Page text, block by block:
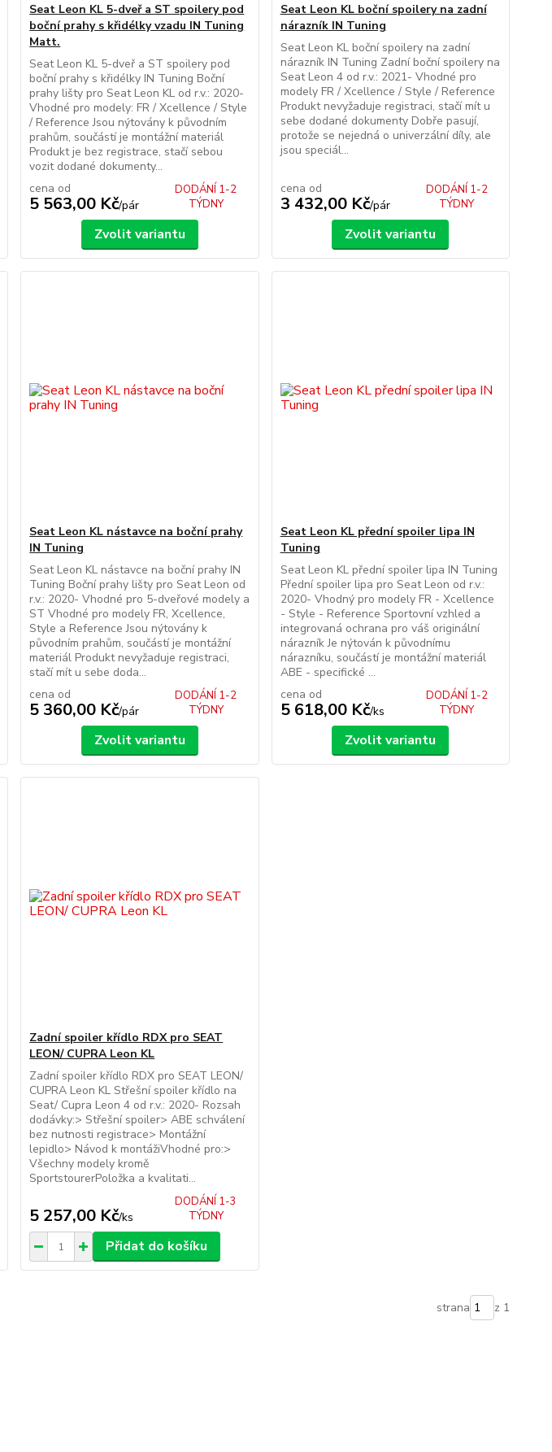
Seat Leon KL 5-dveř a ST spoilery pod
boční prahy s křidélky vzadu IN Tuning
Matt.
Seat Leon KL 5-dveř a ST spoilery pod
boční prahy s křidélky IN Tuning Boční
prahy lišty pro Seat Leon KL od r.v.: 2020-
Vhodné pro modely: FR / Xcellence / Style
/ Reference Jsou nýtovány k původním
prahům, součástí je montážní materiál
Produkt je bez registrace, stačí sebou
vozit dodané dokumenty...
cena od
5 563,00 Kč/pár
DODÁNÍ 1-2
TÝDNY
Zvolit variantu
Seat Leon KL boční spoilery na zadní
nárazník IN Tuning
Seat Leon KL boční spoilery na zadní
nárazník IN Tuning Zadní boční spoilery na
Seat Leon 4 od r.v.: 2021- Vhodné pro
modely FR / Xcellence / Style / Reference
Produkt nevyžaduje registraci, stačí mít u
sebe dodané dokumenty Dobře pasují,
protože se nejedná o univerzální díly, ale
jsou speciál...
cena od
3 432,00 Kč/pár
DODÁNÍ 1-2
TÝDNY
Zvolit variantu
Seat Leon KL nástavce na boční prahy
IN Tuning
Seat Leon KL nástavce na boční prahy IN
Tuning Boční prahy lišty pro Seat Leon od
r.v.: 2020- Vhodné pro 5-dveřové modely a
ST Vhodné pro modely FR, Xcellence,
Style a Reference Jsou nýtovány k
původním prahům, součástí je montážní
materiál Produkt nevyžaduje registraci,
stačí mít u sebe doda...
cena od
5 360,00 Kč/pár
DODÁNÍ 1-2
TÝDNY
Zvolit variantu
Seat Leon KL přední spoiler lipa IN
Tuning
Seat Leon KL přední spoiler lipa IN Tuning
Přední spoiler lipa pro Seat Leon od r.v.:
2020- Vhodný pro modely FR - Xcellence
- Style - Reference Sportovní vzhled a
integrovaná ochrana pro váš originální
nárazník Je nýtován k původnímu
nárazníku, součástí je montážní materiál
ABE - specifické ...
cena od
5 618,00 Kč/ks
DODÁNÍ 1-2
TÝDNY
Zvolit variantu
Zadní spoiler křídlo RDX pro SEAT
LEON/ CUPRA Leon KL
Zadní spoiler křídlo RDX pro SEAT LEON/
CUPRA Leon KL Střešní spoiler křídlo na
Seat/ Cupra Leon 4 od r.v.: 2020- Rozsah
dodávky:> Střešní spoiler> ABE schválení
bez nutnosti registrace> Montážní
lepidlo> Návod k montážiVhodné pro:>
Všechny modely kromě
SportstourerPoložka a kvalitati...
5 257,00 Kč/ks
DODÁNÍ 1-3
TÝDNY
Přidat do košíku
strana z 1